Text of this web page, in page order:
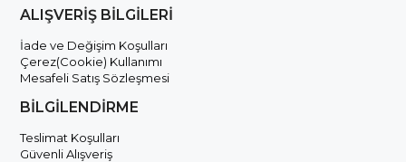
ALIŞVERİŞ BİLGİLERİ
İade ve Değişim Koşulları
Çerez(Cookie) Kullanımı
Mesafeli Satış Sözleşmesi
BİLGİLENDİRME
Teslimat Koşulları
Güvenli Alışveriş